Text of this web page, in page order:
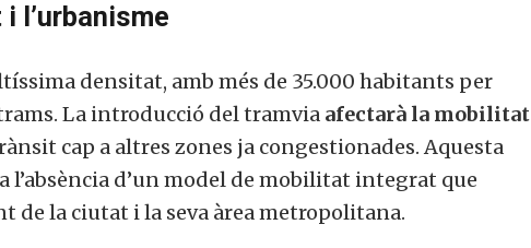
l’urbanisme
densitat, amb més de 35.000 habitants per
La introducció del tramvia afectarà la mobilitat
cap a altres zones ja congestionades. Aquesta
l’absència d’un model de mobilitat integrat que
de la ciutat i la seva àrea metropolitana.